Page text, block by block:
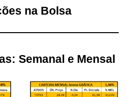
na Bolsa
Semanal e Mensal